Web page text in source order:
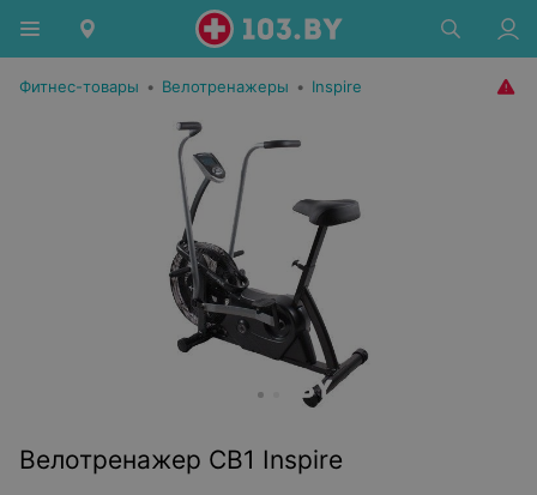
Фитнес-товары • Велотренажеры • Inspire
Велотренажер CB1 Inspire